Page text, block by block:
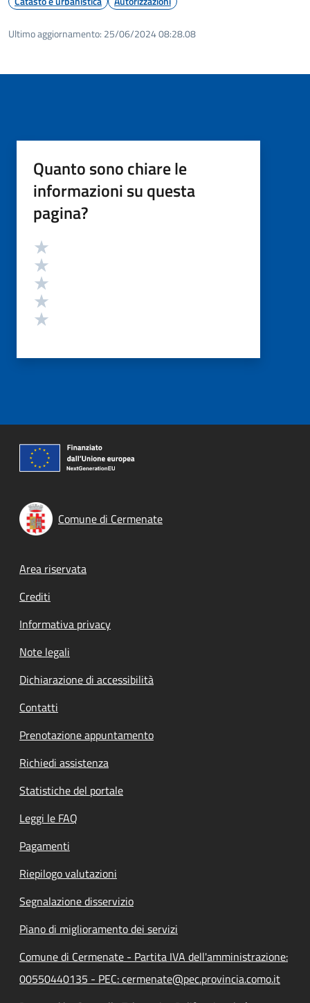
Ultimo aggiornamento: 25/06/2024 08:28.08
Quanto sono chiare le
informazioni su questa
pagina?
Valutazione
Comune di Cermenate
Footer menu
Area riservata
Crediti
Informativa privacy
Note legali
Dichiarazione di accessibilità
Contatti
Prenotazione appuntamento
Richiedi assistenza
Statistiche del portale
Leggi le FAQ
Pagamenti
Riepilogo valutazioni
Segnalazione disservizio
Piano di miglioramento dei servizi
Comune di Cermenate - Partita IVA dell'amministrazione:
00550440135 - PEC: cermenate@pec.provincia.como.it